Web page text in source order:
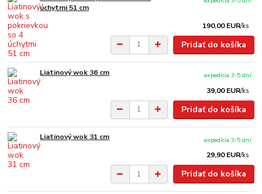
úchytmi 51 cm
190,00 EUR/ks
Pridať do košíka
Liatinový wok 36 cm
39,00 EUR/ks
expedícia 3-5 dní
Pridať do košíka
Liatinový wok 31 cm
29,90 EUR/ks
expedícia 3-5 dní
Pridať do košíka